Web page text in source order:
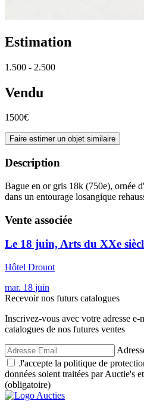
Estimation
1.500 - 2.500
Vendu
1500€
Faire estimer un objet similaire
Description
Bague en or gris 18k (750e), ornée
dans un entourage losangique
Vente associée
Le 18 juin, Arts du XXe
Hôtel Drouot
mar. 18 juin
Recevoir nos futurs catalogues
Inscrivez-vous avec votre adresse
catalogues de nos futures ventes
J'accepte la politique de
données soient traitées par Auctie's
(obligatoire)